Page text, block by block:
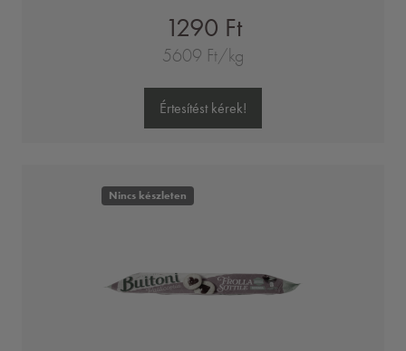
1290 Ft
5609 Ft/kg
Értesítést kérek!
Nincs készleten